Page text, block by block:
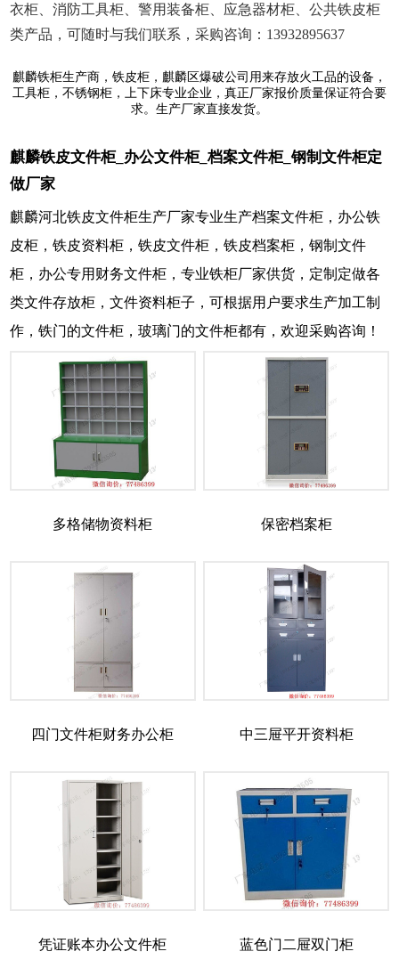
衣柜、消防工具柜、警用装备柜、应急器材柜、公共铁皮柜
类产品，可随时与我们联系，采购咨询：13932895637
麒麟铁柜生产商，铁皮柜，麒麟区爆破公司用来存放火工品的设备，
工具柜，不锈钢柜，上下床专业企业，真正厂家报价质量保证符合要
求。生产厂家直接发货。
麒麟铁皮文件柜_办公文件柜_档案文件柜_钢制文件柜定
做厂家
麒麟河北铁皮文件柜生产厂家专业生产档案文件柜，办公铁
皮柜，铁皮资料柜，铁皮文件柜，铁皮档案柜，钢制文件
柜，办公专用财务文件柜，专业铁柜厂家供货，定制定做各
类文件存放柜，文件资料柜子，可根据用户要求生产加工制
作，铁门的文件柜，玻璃门的文件柜都有，欢迎采购咨询！
多格储物资料柜 保密档案柜
四门文件柜财务办公柜 中三屉平开资料柜
凭证账本办公文件柜 蓝色门二屉双门柜